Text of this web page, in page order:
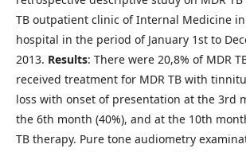
TB outpatient clinic of Internal Medicine in
hospital in the period of January 1st to
2013. Results: There were 20,8% of MDR
received treatment for MDR TB with
loss with onset of presentation at the 3rd
the 6th month (40%), and at the 10th
TB therapy. Pure tone audiometry